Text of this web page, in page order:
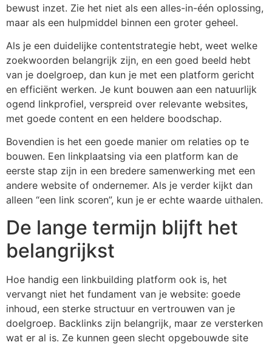
bewust inzet. Zie het niet als een alles-in-één oplossing,
maar als een hulpmiddel binnen een groter geheel.
Als je een duidelijke contentstrategie hebt, weet welke
zoekwoorden belangrijk zijn, en een goed beeld hebt
van je doelgroep, dan kun je met een platform gericht
en efficiënt werken. Je kunt bouwen aan een natuurlijk
ogend linkprofiel, verspreid over relevante websites,
met goede content en een heldere boodschap.
Bovendien is het een goede manier om relaties op te
bouwen. Een linkplaatsing via een platform kan de
eerste stap zijn in een bredere samenwerking met een
andere website of ondernemer. Als je verder kijkt dan
alleen “een link scoren”, kun je er echte waarde uithalen.
De lange termijn blijft het
belangrijkst
Hoe handig een linkbuilding platform ook is, het
vervangt niet het fundament van je website: goede
inhoud, een sterke structuur en vertrouwen van je
doelgroep. Backlinks zijn belangrijk, maar ze versterken
wat er al is. Ze kunnen geen slecht opgebouwde site